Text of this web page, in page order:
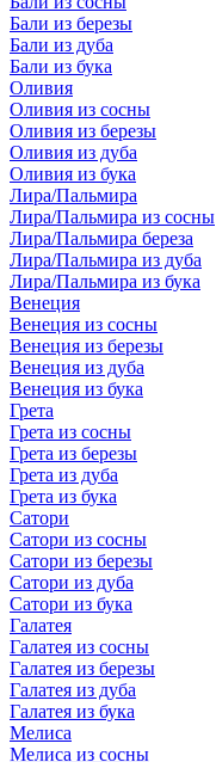
Бали из березы
Бали из дуба
Бали из бука
Оливия
Оливия из сосны
Оливия из березы
Оливия из дуба
Оливия из бука
Лира/Пальмира
Лира/Пальмира из сосны
Лира/Пальмира береза
Лира/Пальмира из дуба
Лира/Пальмира из бука
Венеция
Венеция из сосны
Венеция из березы
Венеция из дуба
Венеция из бука
Грета
Грета из сосны
Грета из березы
Грета из дуба
Грета из бука
Сатори
Сатори из сосны
Сатори из березы
Сатори из дуба
Сатори из бука
Галатея
Галатея из сосны
Галатея из березы
Галатея из дуба
Галатея из бука
Мелиса
Мелиса из сосны